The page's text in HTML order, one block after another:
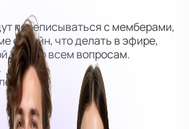
переписываться с мемберами,
онлайн, что делать в эфире,
24/7 по всем вопросам.
Главный куратор
Оператор